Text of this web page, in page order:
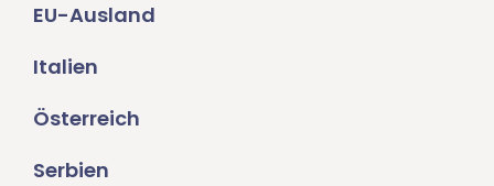
EU-Ausland
Italien
Österreich
Serbien